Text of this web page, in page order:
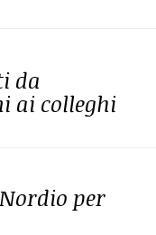
da
ai colleghi
per